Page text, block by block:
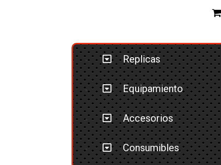
Replicas
Equipamiento
Accesorios
Consumibles